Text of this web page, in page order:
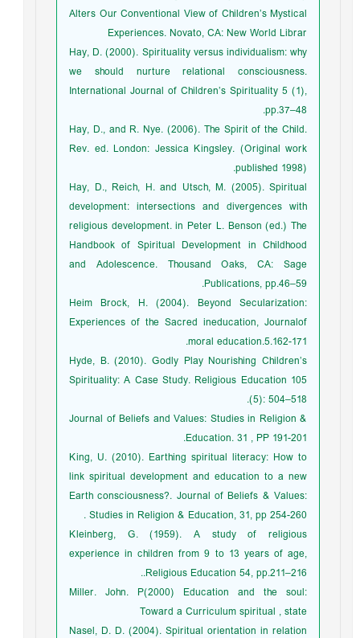
Alters Our Conventional View of Children’s Mystical
Experiences. Novato, CA: New World Librar
Hay, D. (2000). Spirituality versus individualism: why
we should nurture relational consciousness.
International Journal of Children’s Spirituality 5 (1),
pp.37–48.
Hay, D., and R. Nye. (2006). The Spirit of the Child.
Rev. ed. London: Jessica Kingsley. (Original work
published 1998).
Hay, D., Reich, H. and Utsch, M. (2005). Spiritual
development: intersections and divergences with
religious development. in Peter L. Benson (ed.) The
Handbook of Spiritual Development in Childhood
and Adolescence. Thousand Oaks, CA: Sage
Publications, pp.46–59.
Heim Brock, H. (2004). Beyond Secularization:
Experiences of the Sacred ineducation, Journalof
moral education.5.162-171.
Hyde, B. (2010). Godly Play Nourishing Children’s
Spirituality: A Case Study. Religious Education 105
(5): 504–518.
Journal of Beliefs and Values: Studies in Religion &
Education. 31 , PP 191-201.
King, U. (2010). Earthing spiritual literacy: How to
link spiritual development and education to a new
Earth consciousness?. Journal of Beliefs & Values:
Studies in Religion & Education, 31, pp 254-260 .
Kleinberg, G. (1959). A study of religious
experience in children from 9 to 13 years of age,
Religious Education 54, pp.211–216..
Miller. John. P(2000) Education and the soul:
Toward a Curriculum spiritual , state
Nasel, D. D. (2004). Spiritual orientation in relation